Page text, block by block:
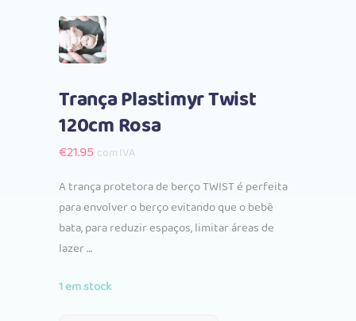
Trança Plastimyr Twist
120cm Rosa
€21.95 com IVA
A trança protetora de berço TWIST é perfeita
para envolver o berço evitando que o bebê
bata, para reduzir espaços, limitar áreas de
lazer …
1 em stock